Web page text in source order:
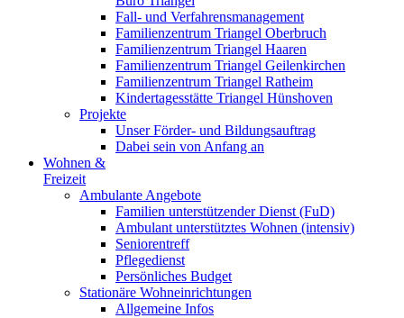
Fall- und Verfahrensmanagement
Familienzentrum Triangel Oberbruch
Familienzentrum Triangel Haaren
Familienzentrum Triangel Geilenkirchen
Familienzentrum Triangel Ratheim
Kindertagesstätte Triangel Hünshoven
Projekte
Unser Förder- und Bildungsauftrag
Dabei sein von Anfang an
Wohnen &
Freizeit
Ambulante Angebote
Familien unterstützender Dienst (FuD)
Ambulant unterstütztes Wohnen (intensiv)
Seniorentreff
Pflegedienst
Persönliches Budget
Stationäre Wohneinrichtungen
Allgemeine Infos